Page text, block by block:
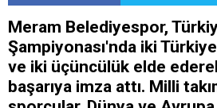
Meram Belediyespor,
Şampiyonası'nda iki
ve iki üçüncülük elde
başarıya imza attı. Milli